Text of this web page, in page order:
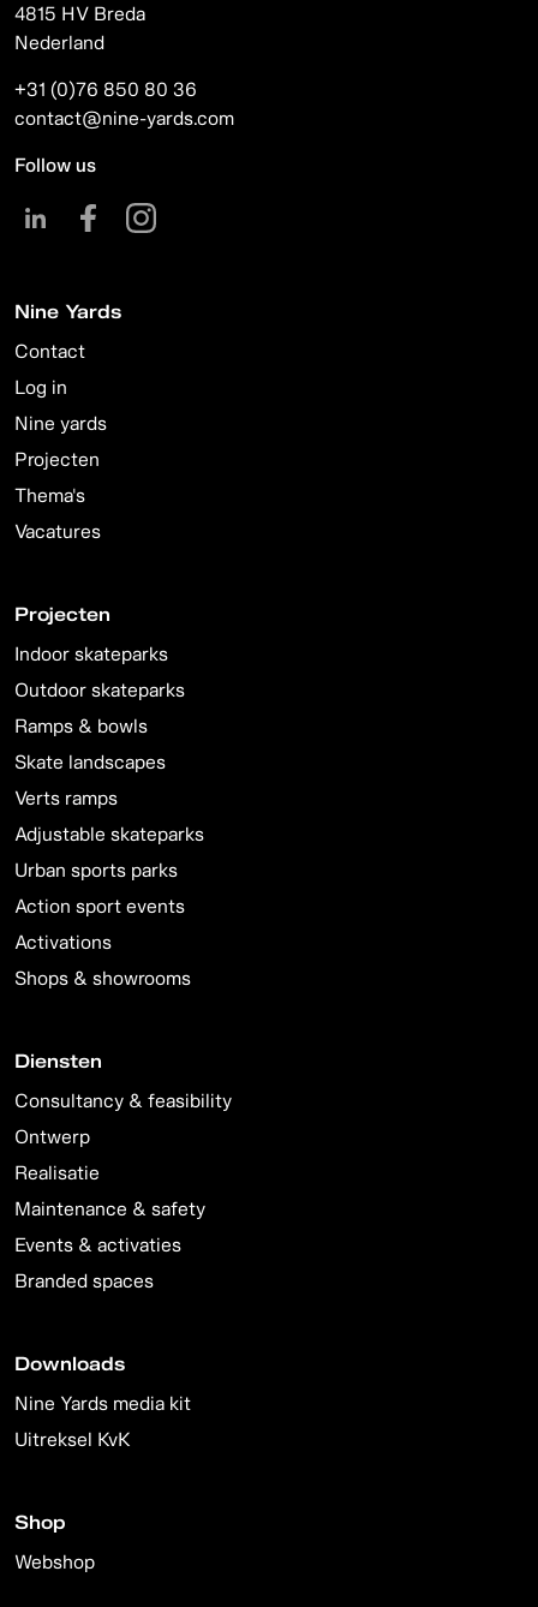
4815 HV Breda
Nederland
+31 (0)76 850 80 36
contact@nine-yards.com
Follow us
Nine Yards
Contact
Log in
Nine yards
Projecten
Thema's
Vacatures
Projecten
Indoor skateparks
Outdoor skateparks
Ramps & bowls
Skate landscapes
Verts ramps
Adjustable skateparks
Urban sports parks
Action sport events
Activations
Shops & showrooms
Diensten
Consultancy & feasibility
Ontwerp
Realisatie
Maintenance & safety
Events & activaties
Branded spaces
Downloads
Nine Yards media kit
Uitreksel KvK
Shop
Webshop